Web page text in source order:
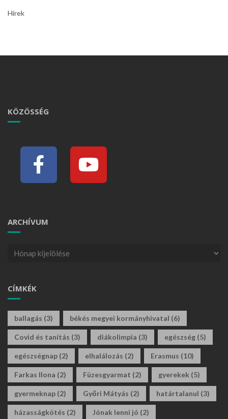
Hírek
KÖZÖSSÉG
ARCHÍVUM
CÍMKÉK
ballagás (3) békés megyei kormányhivatal (6)
Covid és tanítás (3) diákolimpia (3) egészség (5)
egészségnap (2) elhalálozás (2) Erasmus (10)
Farkas Ilona (2) Füzesgyarmat (2) gyerekek (5)
gyermeknap (2) Győri Mátyás (2) határtalanul (3)
házasságkötés (2) Jónak lenni jó (2)